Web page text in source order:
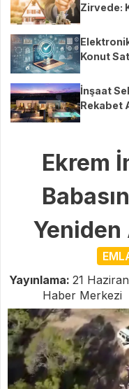
Zirvede:
Konut
İnşaat
Rekabet
Ekrem
Yeniden
Yayınlama: 21
Haber Merkezi